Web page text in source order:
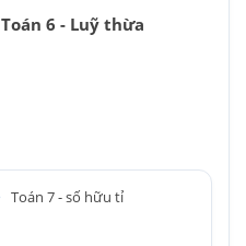
Toán 6 - Luỹ thừa
Toán 7 - số hữu tỉ